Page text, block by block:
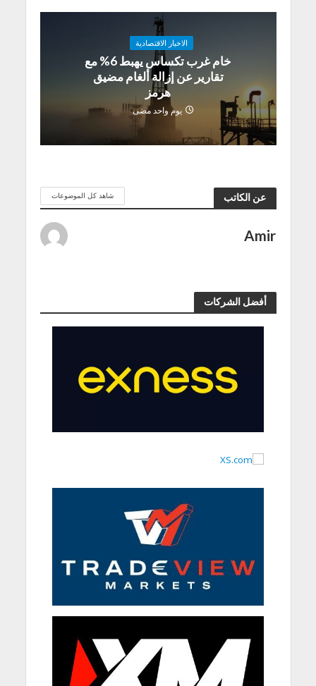
الاخبار الاقتصادية
خام غرب تكساس يهبط 6% مع
تقارير عن إزالة ألغام مضيق
هرمز
يوم واحد مضى
عن الكاتب شاهد كل الموضوعات
Amir
أفضل الشركات